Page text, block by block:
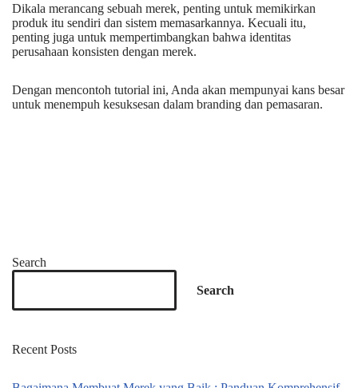
Dikala merancang sebuah merek, penting untuk memikirkan
produk itu sendiri dan sistem memasarkannya. Kecuali itu,
penting juga untuk mempertimbangkan bahwa identitas
perusahaan konsisten dengan merek.
Dengan mencontoh tutorial ini, Anda akan mempunyai kans besar
untuk menempuh kesuksesan dalam branding dan pemasaran.
Search
Search
Recent Posts